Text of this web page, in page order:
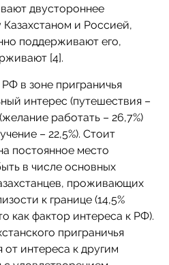
двустороннее
и Россией,
поддерживают его,
[4].
в зоне приграничья
интерес (путешествия –
работать – 26,7%)
– 22,5%). Стоит
постоянное место
в числе основных
проживающих
к границе (14,5%
как фактор интереса к РФ).
приграничья
от интереса к другим